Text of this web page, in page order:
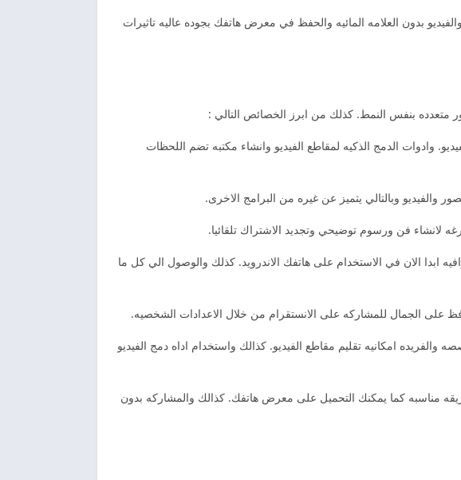
بدون العلامه المائيه والحفظ في معرض هاتفك بجوده عاليه تاثيرات
متعدده بنفس النمط. كذلك من ابرز الخصائص التالي :
وادوات الدمج الذكيه لمقاطع الفيديو وانشاء مكتبه تضم اللحظات
فن ورسوم توضيحي وتجديد الاشتراك تلقائيا.
ابدا الان في الاستخدام على هاتفك الاندرويد. كذلك والوصول الي كل ما
امكانيه تقليم مقاطع الفيديو. كذالك واستخدام اداه دمج الفيديو
مناسبه كما يمكنك التحميل على معرض هاتفك. كذالك والمشاركه بدون